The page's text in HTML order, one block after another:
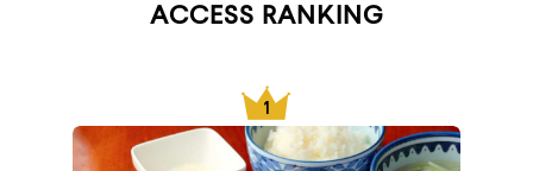
ACCESS RANKING